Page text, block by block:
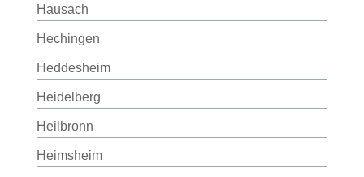
Hausach
Hechingen
Heddesheim
Heidelberg
Heilbronn
Heimsheim